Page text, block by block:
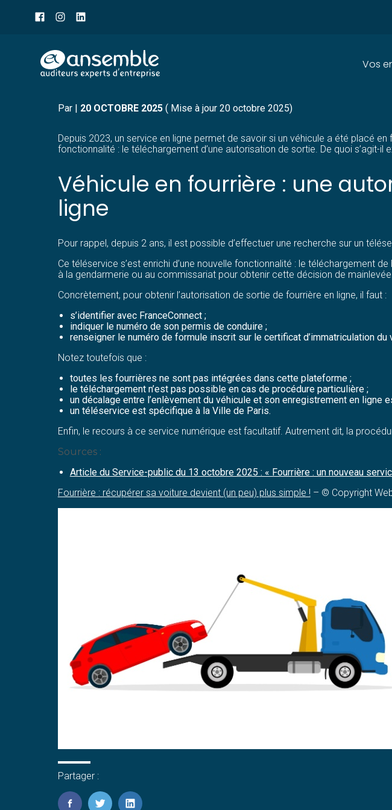
header
Aller
au
Vos
FOURRIÈRE : RÉCUPÉRER SA
Par | 20 OCTOBRE 2025( Mise à jour 20 octobre 2025)
Depuis 2023, un service en ligne permet de savoir si un véhicule a été placé
fonctionnalité : le téléchargement d’une autorisation de sortie. De quoi s’agit-il
Véhicule en fourrière : une
ligne
Pour rappel, depuis 2 ans, il est possible d’effectuer une recherche sur un
Ce téléservice s’est enrichi d’une nouvelle fonctionnalité : le téléchargement
à la gendarmerie ou au commissariat pour obtenir cette décision de
Concrètement, pour obtenir l’autorisation de sortie de fourrière en ligne, il faut :
s’identifier avec FranceConnect ;
indiquer le numéro de son permis de conduire ;
renseigner le numéro de formule inscrit sur le certificat d’immatriculation
Notez toutefois que :
toutes les fourrières ne sont pas intégrées dans cette plateforme ;
le téléchargement n’est pas possible en cas de procédure particulière ;
un décalage entre l’enlèvement du véhicule et son enregistrement en ligne
un téléservice est spécifique à la Ville de Paris.
Enfin, le recours à ce service numérique est facultatif. Autrement dit, la
Sources :
Article du Service-public du 13 octobre 2025 : « Fourrière : un nouveau
Fourrière : récupérer sa voiture devient (un peu) plus simple !– © Copyright
Partager :